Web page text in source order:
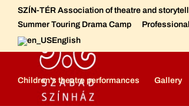
SZÍN-TÉR Association of theatre and
Summer Touring Drama Camp
English
Szabad Színház - Free Theatre
Children's theatre performances Gallery